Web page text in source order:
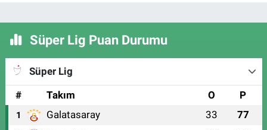
Süper Lig Puan Durumu
Süper Lig
#
Takım O P
1 Galatasaray 33 77